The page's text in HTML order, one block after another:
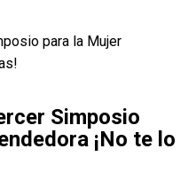
Simposio
¡No te lo